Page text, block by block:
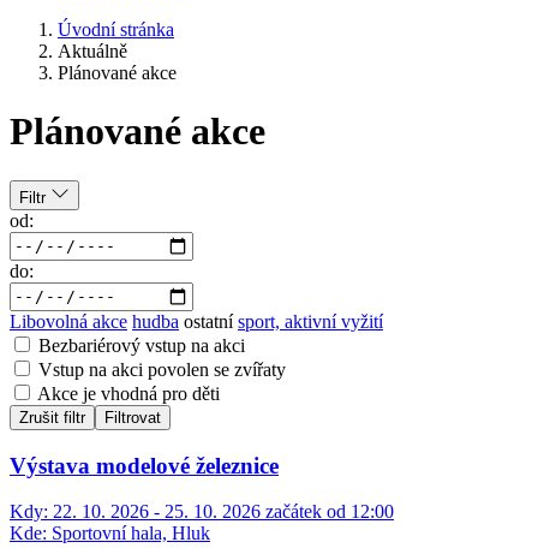
Úvodní stránka
Aktuálně
Plánované akce
Plánované akce
Filtr
od:
do:
Libovolná akce hudba ostatní sport, aktivní vyžití
Bezbariérový vstup na akci
Vstup na akci povolen se zvířaty
Akce je vhodná pro děti
Zrušit filtr Filtrovat
Výstava modelové železnice
Kdy: 22. 10. 2026 - 25. 10. 2026 začátek od 12:00
Kde: Sportovní hala, Hluk